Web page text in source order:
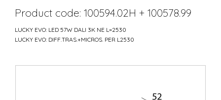
Product code: 100594.02H + 100578.99
LUCKY EVO: LED 57W DALI 3K NE L=2530
LUCKY EVO: DIFF.TRAS.+MICROS. PER L2530